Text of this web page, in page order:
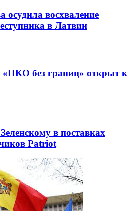
осудила восхваление
в Латвии
«НКО без границ» открыт к
в поставках
Patriot